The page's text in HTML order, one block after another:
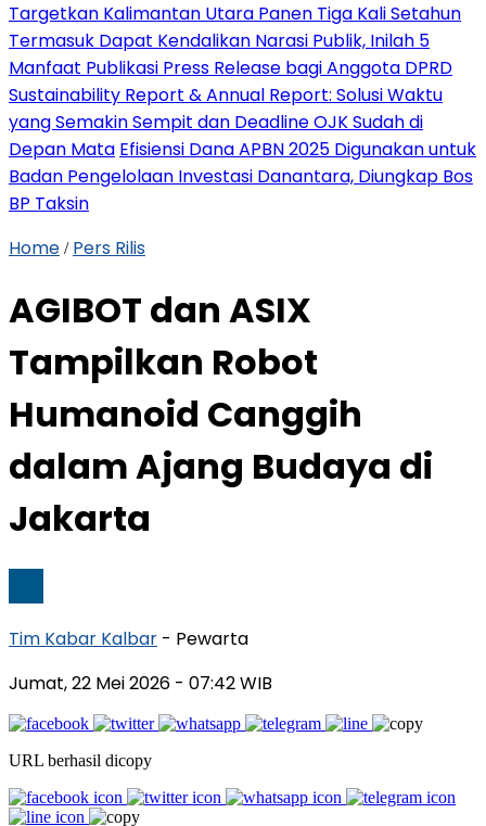
Targetkan Kalimantan Utara Panen Tiga Kali Setahun
Termasuk Dapat Kendalikan Narasi Publik, Inilah 5
Manfaat Publikasi Press Release bagi Anggota DPRD
Sustainability Report & Annual Report: Solusi Waktu
yang Semakin Sempit dan Deadline OJK Sudah di
Depan Mata Efisiensi Dana APBN 2025 Digunakan untuk
Badan Pengelolaan Investasi Danantara, Diungkap Bos
BP Taksin
Home / Pers Rilis
AGIBOT dan ASIX
Tampilkan Robot
Humanoid Canggih
dalam Ajang Budaya di
Jakarta
Tim Kabar Kalbar - Pewarta
Jumat, 22 Mei 2026 - 07:42 WIB
URL berhasil dicopy